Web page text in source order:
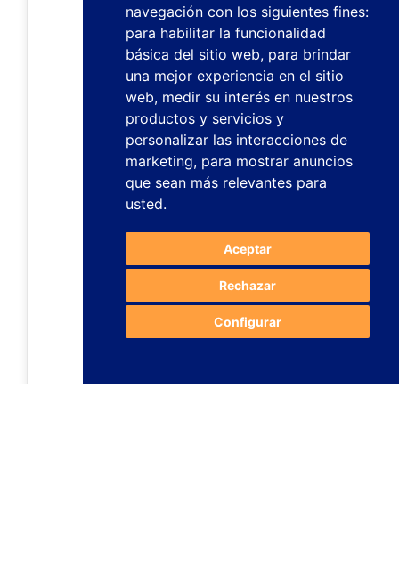
navegación con los siguientes fines:
para habilitar la funcionalidad
básica del sitio web, para brindar
una mejor experiencia en el sitio
web, medir su interés en nuestros
productos y servicios y
personalizar las interacciones de
marketing, para mostrar anuncios
que sean más relevantes para
usted.
Aceptar
Rechazar
Configurar